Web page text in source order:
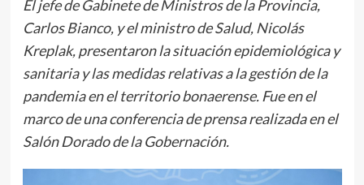
El jefe de Gabinete de Ministros de la Provincia,
Carlos Bianco, y el ministro de Salud, Nicolás
Kreplak, presentaron la situación epidemiológica y
sanitaria y las medidas relativas a la gestión de la
pandemia en el territorio bonaerense. Fue en el
marco de una conferencia de prensa realizada en el
Salón Dorado de la Gobernación.